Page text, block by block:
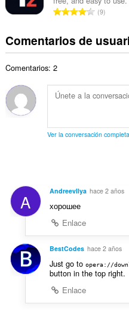
a
c
o
n
:
u
t
u
i
o
s
a
e
p
t
u
c
i
s
r
o
o
t
d
e
n
i
:
N
e
t
o
l
n
c
i
o
n
9
Comentarios de
Comentarios: 2
Ver la conversación
A AndreevIlya hace 2 años
хорошее
Enlace
BestCodes hace 2 años
Just go to opera://
button in the top right.
Enlace